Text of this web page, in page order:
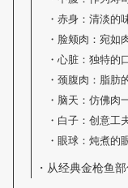
赤身：清淡的
脸颊肉：宛如
心脏：独特的
颈腹肉：脂肪
脑天：仿佛肉
白子：创意工
眼球：炖煮的
从经典金枪鱼